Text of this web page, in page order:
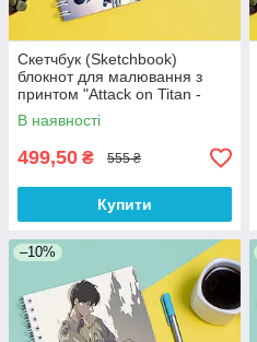
Скетчбук (Sketchbook)
блокнот для малювання з
принтом "Attack on Titan -
Вторгнення титанів 7"
В наявності
499,50 ₴ 555 ₴
Купити
–10%